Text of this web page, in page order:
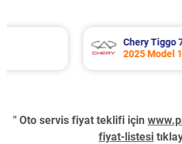
Chery Tiggo 7 Pro
2025 Model 1.6 TGDI
" Oto servis fiyat teklifi için
fiyat-listesi